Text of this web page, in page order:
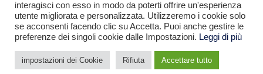
GIANLUIGI RAGNO | P.IVA 09196141007 | ©2021ALL RIGHTS
RESERVED.
CONDIZIONI GENERALI DI VENDITA|POLITICA DI PRIVACY
interagisci con esso in modo da poterti offrire un'esperienza
utente migliorata e personalizzata. Utilizzeremo i cookie solo
se acconsenti facendo clic su Accetta. Puoi anche gestire le
preferenze dei singoli cookie dalle Impostazioni. Leggi di più
impostazioni dei Cookie Rifiuta Accettare tutto